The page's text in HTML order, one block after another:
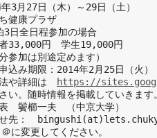
3月27日（木）～29日（土）
健康プラザ
3日全日程参加の場合
円　学生19,000円
加は別途定めます）
込み期限：2014年2月25日（火）
や詳細は
https://
い。随時情報を掲載していきます。
　鬢櫛一夫　（中京大学）
せ先：　
に変更してください。